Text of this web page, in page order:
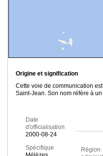
Origine et signification
Cette voie de communication
Saint-Jean. Son nom réfère à
Date
d'officialisation
2000-08-24
Spécifique
Région